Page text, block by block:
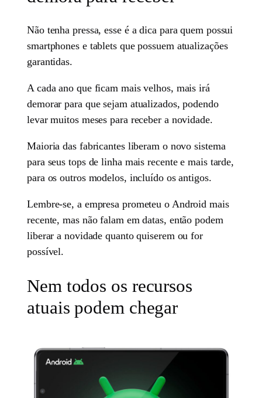
Não tenha pressa, esse é a dica para quem possui
smartphones e tablets que possuem atualizações
garantidas.
A cada ano que ficam mais velhos, mais irá
demorar para que sejam atualizados, podendo
levar muitos meses para receber a novidade.
Maioria das fabricantes liberam o novo sistema
para seus tops de linha mais recente e mais tarde,
para os outros modelos, incluído os antigos.
Lembre-se, a empresa prometeu o Android mais
recente, mas não falam em datas, então podem
liberar a novidade quanto quiserem ou for
possível.
Nem todos os recursos
atuais podem chegar